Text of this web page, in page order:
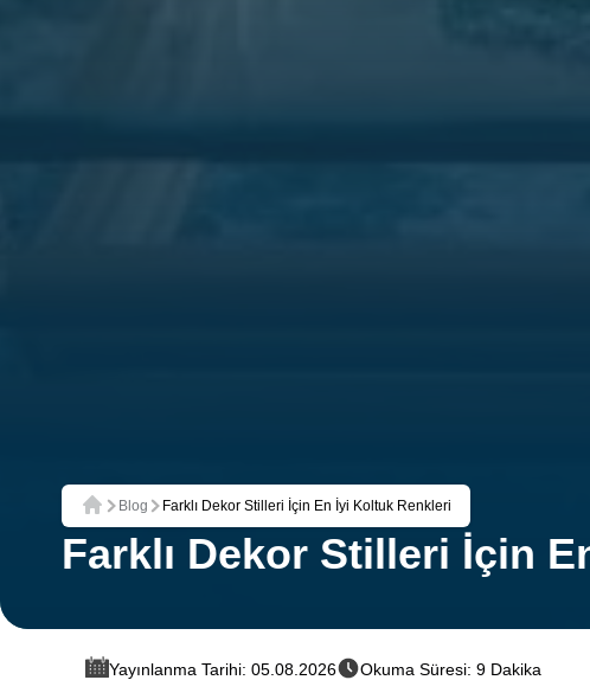
Ana Sayfa
Blog Farklı Dekor Stilleri İçin En İyi Koltuk Renkleri
Farklı Dekor Stilleri İçin
Yayınlanma Tarihi: 05.08.2026 Okuma Süresi: 9 Dakika